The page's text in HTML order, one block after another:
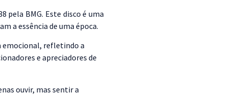
pela BMG. Este disco é uma
a essência de uma época.
emocional, refletindo a
e apreciadores de
ouvir, mas sentir a